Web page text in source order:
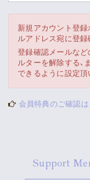
Playlist
あとが
Live
新規アカウント登録
ルアドレス宛に登録
登録確認メールなど
ルターを解除する、
できるように設定頂
会員特典のご確認
Support